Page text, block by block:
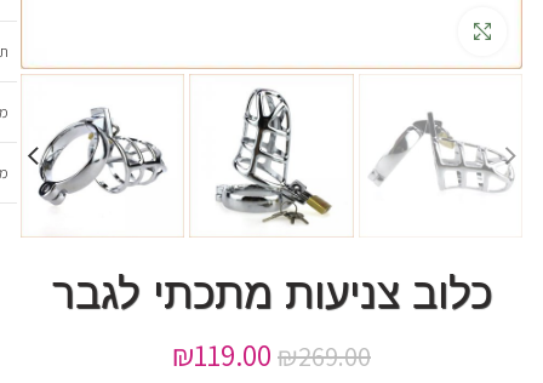
כלוב צניעות מתכתי לגבר
₪269.00
₪119.00